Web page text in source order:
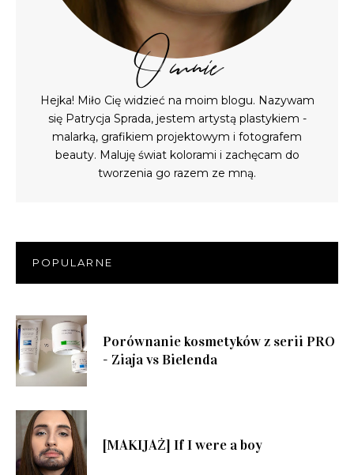
O mnie
Hejka! Miło Cię widzieć na moim blogu. Nazywam
się Patrycja Sprada, jestem artystą plastykiem -
malarką, grafikiem projektowym i fotografem
beauty. Maluję świat kolorami i zachęcam do
tworzenia go razem ze mną.
POPULARNE
Porównanie kosmetyków z serii PRO
- Ziaja vs Bielenda
[MAKIJAŻ] If I were a boy